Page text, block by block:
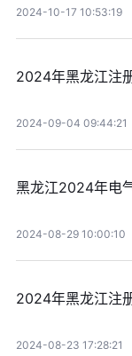
2024-10-17 10:53:19
2024年黑龙江注
2024-09-04 09:44:21
黑龙江2024年电
2024-08-29 10:00:10
2024年黑龙江注
2024-08-23 17:28:21